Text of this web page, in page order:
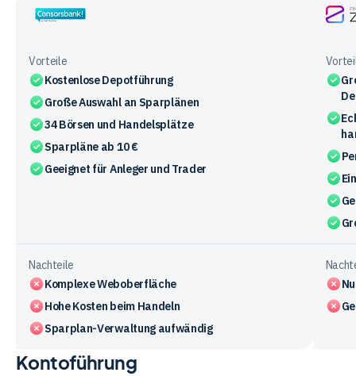
Vorteile
Kostenlose Depotführung
Große Auswahl an Sparplänen
34 Börsen und Handelsplätze
Sparpläne ab 10 €
Geeignet für Anleger und Trader
Nachteile
Komplexe Weboberfläche
Hohe Kosten beim Handeln
Sparplan-Verwaltung aufwändig
Vergleichstabelle
Kontoführung